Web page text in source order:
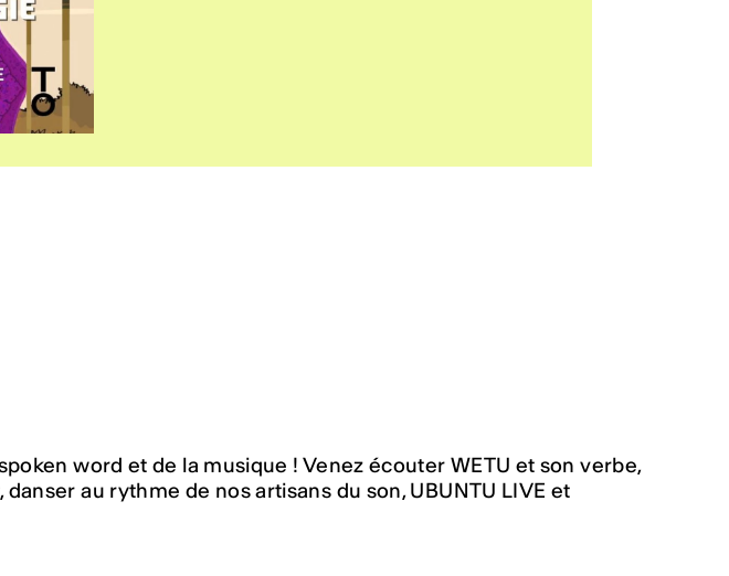
word et de la musique ! Venez écouter WETU et son verbe,
au rythme de nos artisans du son, UBUNTU LIVE et